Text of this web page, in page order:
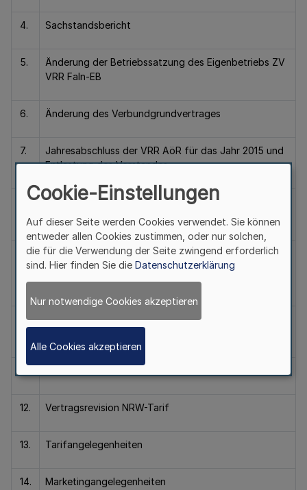
4. Sachstandsbericht
5.
Änderung der Betriebssatzung des Eigenbetriebs ZV
VRR FaIn-EB
6. Änderung des Verbundgrundvertrages
7.
Jahresabschluss der VRR AöR für das Jahr 2015 und
Entlastung des Vorstandes
Jahresabschluss des Zweckverbandes VRR für das
Jahr 2015 und Entlastung des Verbandsvorstehers
9.
Jahresabschluss des Eigenbetriebs ZV VRR FaIn-EB
für das Jahr 2015, Entlastung der Betriebsleitung und
der Mitglieder des Betriebsausschusses
10.
Jahresabschluss des NVN für das Jahr 2015 und
12. Vertragsrevision NRW-Tarif
13. Tarifangelegenheiten
14. Marketingangelegenheiten
Cookie-Einstellungen
Auf dieser Seite werden Cookies verwendet. Sie können
entweder allen Cookies zustimmen, oder nur solchen,
die für die Verwendung der Seite zwingend erforderlich
sind. Hier finden Sie die Datenschutzerklärung
Nur notwendige Cookies akzeptieren
Alle Cookies akzeptieren